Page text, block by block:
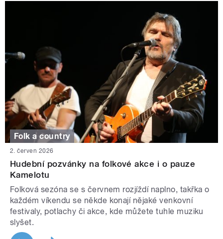
Folk a country
2. červen 2026
Hudební pozvánky na folkové akce i o pauze
Kamelotu
Folková sezóna se s červnem rozjíždí naplno, takřka o
každém víkendu se někde konají nějaké venkovní
festivaly, potlachy či akce, kde můžete tuhle muziku
slyšet.